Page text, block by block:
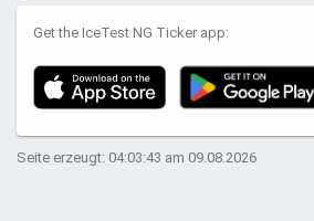
Get the IceTest NG Ticker app:
Seite erzeugt: 04:03:43 am 09.08.2026